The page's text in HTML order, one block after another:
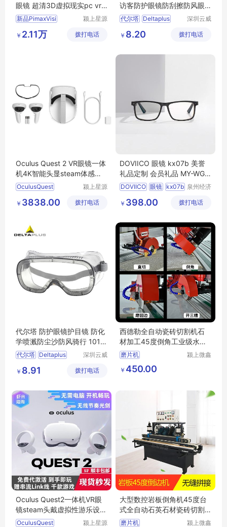
眼镜 超清3D虚拟现实pc vr
体感游戏机
新品PimaxVisi
颍上星源
有限公司
￥ 2.11万 拨打电话
访客防护眼镜防刮擦防风眼
镜 101114
代尔塔 Deltaplus
防风眼镜
深圳云威
有限公司
￥ 8.20 拨打电话
Oculus Quest 2 VR眼镜一体
机4K智能头显steam体感游
戏3D高清设备
OculusQuest
颍上星源
有限公司
￥ 3838.00 拨打电话
DOVIICO 眼镜 kx07b 美誉
礼品定制 会员礼品 MY-WGJ
S-（T）-07
DOVIICO 眼镜 kx07b
T 07
泉州经济
区美誉商
￥ 398.00 拨打电话
代尔塔 防护眼镜护目镜 防化
学喷溅防尘沙防风骑行 1011
25
代尔塔 Deltaplus
防喷溅 101125
深圳云威
有限公司
￥ 8.91 拨打电话
西德勒全自动瓷砖切割机石
材加工45度倒角工业级水刀
开槽磨边
磨片机
颍上微鑫
￥ 450.00
Oculus Quest2一体机VR眼
镜steam头戴虚拟性游乐设备
体感游戏用品
OculusQuest
颍上星源
大型数控岩板倒角机45度台
式全自动石英石材瓷砖切割
磨边机一体机
磨片机
颍上微鑫